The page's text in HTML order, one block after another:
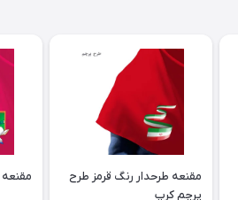
مقنعه طرحدار رنگ قرمز طرح
پرچم کرپ